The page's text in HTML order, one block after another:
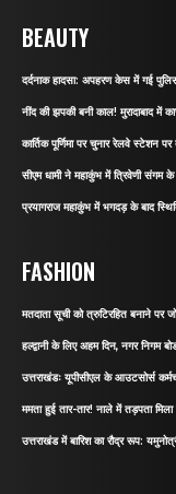
BEAUTY
दर्दनाक हादसा: अपहरण केस में गई
नींद की झपकी बनी काल! मुरादाबाद में
कार्तिक पूर्णिमा पर चुनार रेलवे स्टेशन
सीएम धामी ने महाकुंभ में त्रिवेणी संगम
प्रयागराज महाकुंभ में भगदड़ के बाद
FASHION
मतदाता सूची को त्रुटिरहित बनाने पर
हल्द्वानी के लिए अहम दिन, नगर निगम
उत्तराखंडः यूपीसीएल के आउटसोर्स
ममता हुई तार-तार! नाले में तड़पता
उत्तराखंड में बारिश का रौद्र रूप: